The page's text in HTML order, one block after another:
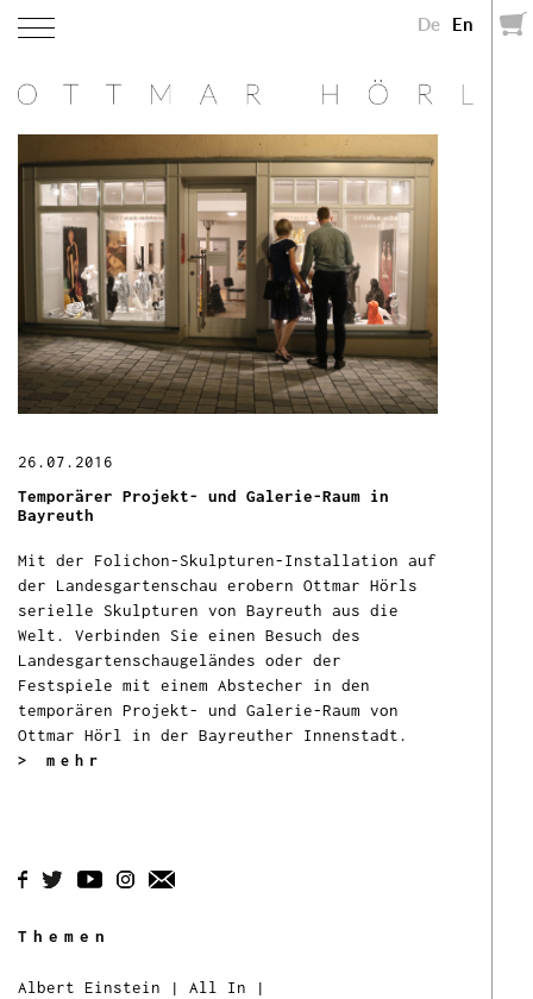
De En
26.07.2016
Temporärer Projekt- und Galerie-Raum in
Bayreuth
Mit der Folichon-Skulpturen-Installation auf
der Landesgartenschau erobern Ottmar Hörls
serielle Skulpturen von Bayreuth aus die
Welt. Verbinden Sie einen Besuch des
Landesgartenschaugeländes oder der
Festspiele mit einem Abstecher in den
temporären Projekt- und Galerie-Raum von
Ottmar Hörl in der Bayreuther Innenstadt.
> mehr
Themen
Albert Einstein | All In |